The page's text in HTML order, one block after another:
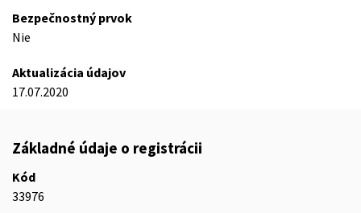
Bezpečnostný prvok
Nie
Aktualizácia údajov
17.07.2020
Základné údaje o registrácii
Kód
33976